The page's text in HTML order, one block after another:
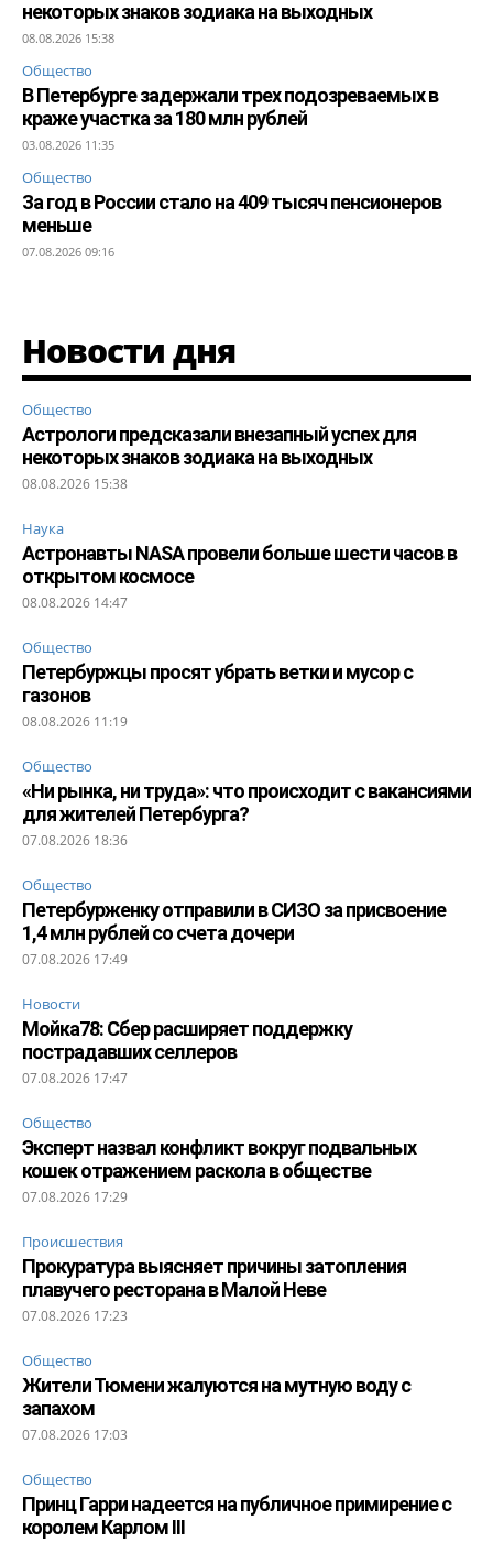
некоторых знаков зодиака на выходных
08.08.2026 15:38
Общество
В Петербурге задержали трех подозреваемых в
краже участка за 180 млн рублей
03.08.2026 11:35
Общество
За год в России стало на 409 тысяч пенсионеров
меньше
07.08.2026 09:16
Новости дня
Общество
Астрологи предсказали внезапный успех для
некоторых знаков зодиака на выходных
08.08.2026 15:38
Наука
Астронавты NASA провели больше шести часов в
открытом космосе
08.08.2026 14:47
Общество
Петербуржцы просят убрать ветки и мусор с
газонов
08.08.2026 11:19
Общество
«Ни рынка, ни труда»: что происходит с вакансиями
для жителей Петербурга?
07.08.2026 18:36
Общество
Петербурженку отправили в СИЗО за присвоение
1,4 млн рублей со счета дочери
07.08.2026 17:49
Новости
Мойка78: Сбер расширяет поддержку
пострадавших селлеров
07.08.2026 17:47
Общество
Эксперт назвал конфликт вокруг подвальных
кошек отражением раскола в обществе
07.08.2026 17:29
Происшествия
Прокуратура выясняет причины затопления
плавучего ресторана в Малой Неве
07.08.2026 17:23
Общество
Жители Тюмени жалуются на мутную воду с
запахом
07.08.2026 17:03
Общество
Принц Гарри надеется на публичное примирение с
королем Карлом III